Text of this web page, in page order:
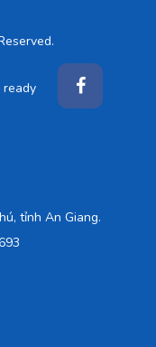
tỉnh An Giang.